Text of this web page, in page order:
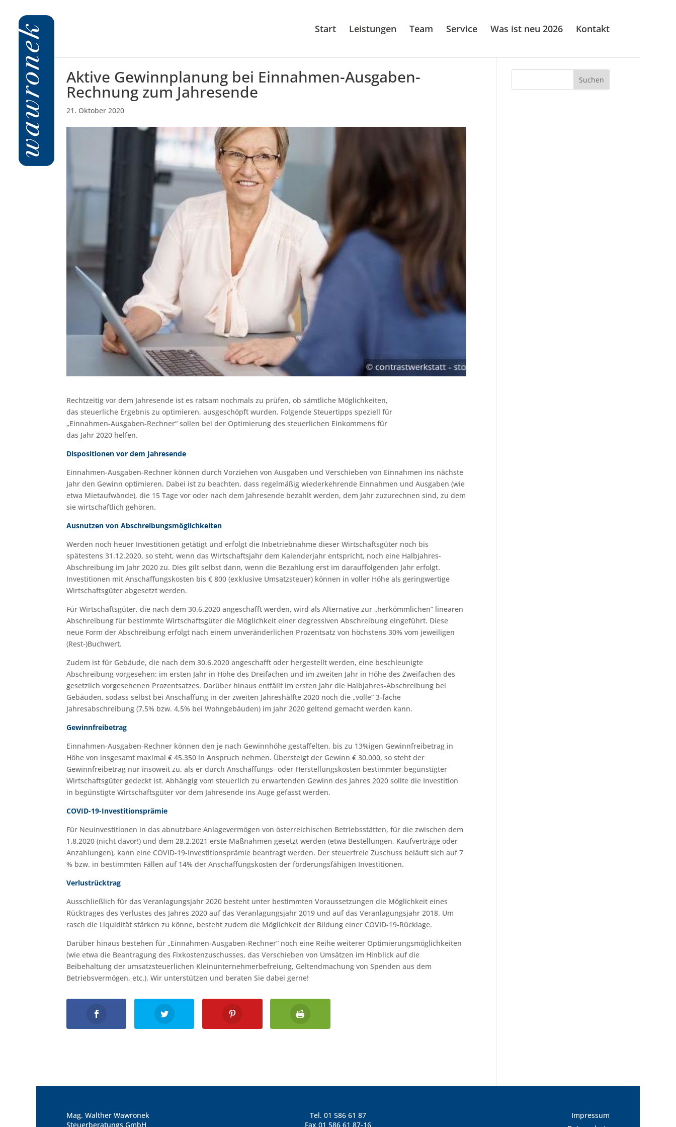
Start Leistungen Team Service Was ist neu 2026 Kontakt
Aktive Gewinnplanung bei Einnahmen-Ausgaben-
Rechnung zum Jahresende
21. Oktober 2020
Rechtzeitig vor dem Jahresende ist es ratsam nochmals zu prüfen, ob sämtliche Möglichkeiten,
das steuerliche Ergebnis zu optimieren, ausgeschöpft wurden. Folgende Steuertipps speziell für
„Einnahmen-Ausgaben-Rechner“ sollen bei der Optimierung des steuerlichen Einkommens für
das Jahr 2020 helfen.
Dispositionen vor dem Jahresende
Einnahmen-Ausgaben-Rechner können durch Vorziehen von Ausgaben und Verschieben von Einnahmen ins nächste
Jahr den Gewinn optimieren. Dabei ist zu beachten, dass regelmäßig wiederkehrende Einnahmen und Ausgaben (wie
etwa Mietaufwände), die 15 Tage vor oder nach dem Jahresende bezahlt werden, dem Jahr zuzurechnen sind, zu dem
sie wirtschaftlich gehören.
Ausnutzen von Abschreibungsmöglichkeiten
Werden noch heuer Investitionen getätigt und erfolgt die Inbetriebnahme dieser Wirtschaftsgüter noch bis
spätestens 31.12.2020, so steht, wenn das Wirtschaftsjahr dem Kalenderjahr entspricht, noch eine Halbjahres-
Abschreibung im Jahr 2020 zu. Dies gilt selbst dann, wenn die Bezahlung erst im darauffolgenden Jahr erfolgt.
Investitionen mit Anschaffungskosten bis € 800 (exklusive Umsatzsteuer) können in voller Höhe als geringwertige
Wirtschaftsgüter abgesetzt werden.
Für Wirtschaftsgüter, die nach dem 30.6.2020 angeschafft werden, wird als Alternative zur „herkömmlichen“ linearen
Abschreibung für bestimmte Wirtschaftsgüter die Möglichkeit einer degressiven Abschreibung eingeführt. Diese
neue Form der Abschreibung erfolgt nach einem unveränderlichen Prozentsatz von höchstens 30% vom jeweiligen
(Rest-)Buchwert.
Zudem ist für Gebäude, die nach dem 30.6.2020 angeschafft oder hergestellt werden, eine beschleunigte
Abschreibung vorgesehen: im ersten Jahr in Höhe des Dreifachen und im zweiten Jahr in Höhe des Zweifachen des
gesetzlich vorgesehenen Prozentsatzes. Darüber hinaus entfällt im ersten Jahr die Halbjahres-Abschreibung bei
Gebäuden, sodass selbst bei Anschaffung in der zweiten Jahreshälfte 2020 noch die „volle“ 3-fache
Jahresabschreibung (7,5% bzw. 4,5% bei Wohngebäuden) im Jahr 2020 geltend gemacht werden kann.
Gewinnfreibetrag
Einnahmen-Ausgaben-Rechner können den je nach Gewinnhöhe gestaffelten, bis zu 13%igen Gewinnfreibetrag in
Höhe von insgesamt maximal € 45.350 in Anspruch nehmen. Übersteigt der Gewinn € 30.000, so steht der
Gewinnfreibetrag nur insoweit zu, als er durch Anschaffungs- oder Herstellungskosten bestimmter begünstigter
Wirtschaftsgüter gedeckt ist. Abhängig vom steuerlich zu erwartenden Gewinn des Jahres 2020 sollte die Investition
in begünstigte Wirtschaftsgüter vor dem Jahresende ins Auge gefasst werden.
COVID-19-Investitionsprämie
Für Neuinvestitionen in das abnutzbare Anlagevermögen von österreichischen Betriebsstätten, für die zwischen dem
1.8.2020 (nicht davor!) und dem 28.2.2021 erste Maßnahmen gesetzt werden (etwa Bestellungen, Kaufverträge oder
Anzahlungen), kann eine COVID-19-Investitionsprämie beantragt werden. Der steuerfreie Zuschuss beläuft sich auf 7
% bzw. in bestimmten Fällen auf 14% der Anschaffungskosten der förderungsfähigen Investitionen.
Verlustrücktrag
Ausschließlich für das Veranlagungsjahr 2020 besteht unter bestimmten Voraussetzungen die Möglichkeit eines
Rücktrages des Verlustes des Jahres 2020 auf das Veranlagungsjahr 2019 und auf das Veranlagungsjahr 2018. Um
rasch die Liquidität stärken zu könne, besteht zudem die Möglichkeit der Bildung einer COVID-19-Rücklage.
Darüber hinaus bestehen für „Einnahmen-Ausgaben-Rechner“ noch eine Reihe weiterer Optimierungsmöglichkeiten
(wie etwa die Beantragung des Fixkostenzuschusses, das Verschieben von Umsätzen im Hinblick auf die
Beibehaltung der umsatzsteuerlichen Kleinunternehmerbefreiung, Geltendmachung von Spenden aus dem
Betriebsvermögen, etc.). Wir unterstützen und beraten Sie dabei gerne!
Mag. Walther Wawronek
Steuerberatungs GmbH
Tel. 01 586 61 87
Fax 01 586 61 87-16
Impressum